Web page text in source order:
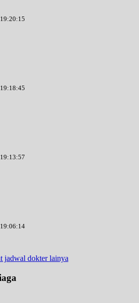
jadwal dokter lainya